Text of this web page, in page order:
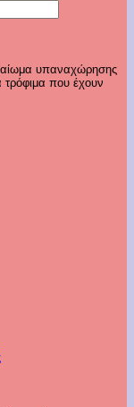
υπαναχώρησης
τρόφιμα που έχουν